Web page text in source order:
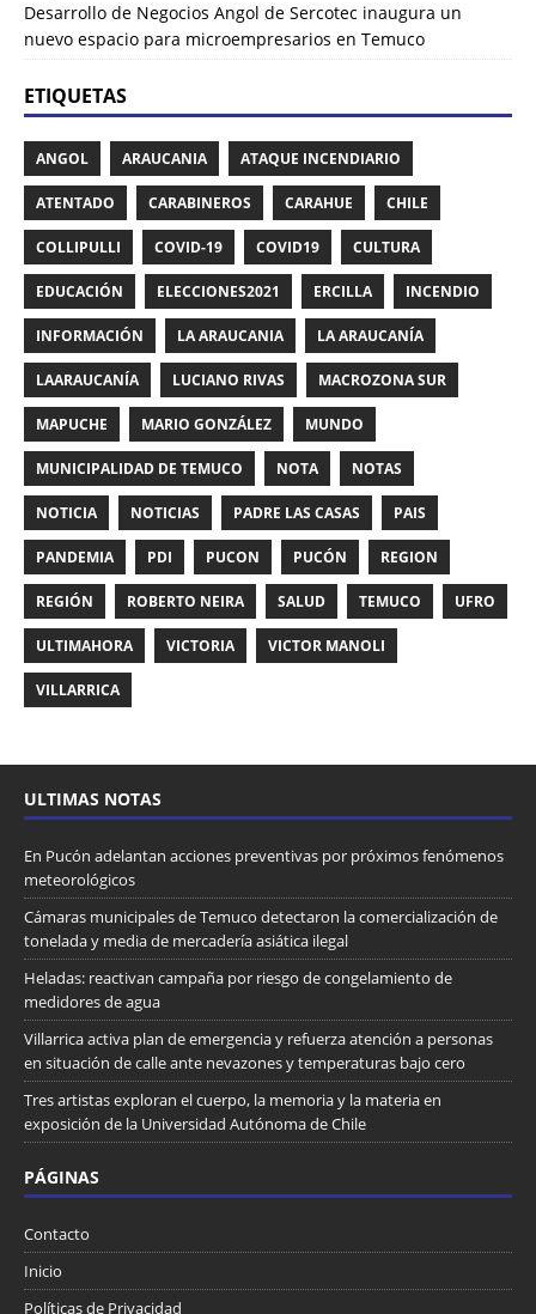
Desarrollo de Negocios Angol de Sercotec inaugura un
nuevo espacio para microempresarios en Temuco
ETIQUETAS
ANGOL ARAUCANIA ATAQUE INCENDIARIO
ATENTADO CARABINEROS CARAHUE CHILE
COLLIPULLI COVID-19 COVID19 CULTURA
EDUCACIÓN ELECCIONES2021 ERCILLA INCENDIO
INFORMACIÓN LA ARAUCANIA LA ARAUCANÍA
LAARAUCANÍA LUCIANO RIVAS MACROZONA SUR
MAPUCHE MARIO GONZÁLEZ MUNDO
MUNICIPALIDAD DE TEMUCO NOTA NOTAS
NOTICIA NOTICIAS PADRE LAS CASAS PAIS
PANDEMIA PDI PUCON PUCÓN REGION
REGIÓN ROBERTO NEIRA SALUD TEMUCO UFRO
ULTIMAHORA VICTORIA VICTOR MANOLI
VILLARRICA
ULTIMAS NOTAS
En Pucón adelantan acciones preventivas por próximos fenómenos
meteorológicos
Cámaras municipales de Temuco detectaron la comercialización de
tonelada y media de mercadería asiática ilegal
Heladas: reactivan campaña por riesgo de congelamiento de
medidores de agua
Villarrica activa plan de emergencia y refuerza atención a personas
en situación de calle ante nevazones y temperaturas bajo cero
Tres artistas exploran el cuerpo, la memoria y la materia en
exposición de la Universidad Autónoma de Chile
PÁGINAS
Contacto
Inicio
Políticas de Privacidad